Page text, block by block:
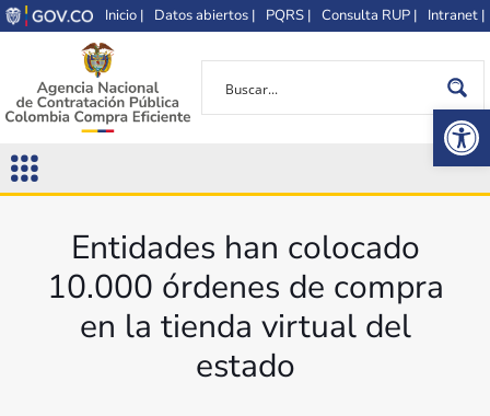
Inicio | Datos abiertos | PQRS | Consulta RUP | Intranet |
Entidades han colocado
10.000 órdenes de compra
en la tienda virtual del
estado